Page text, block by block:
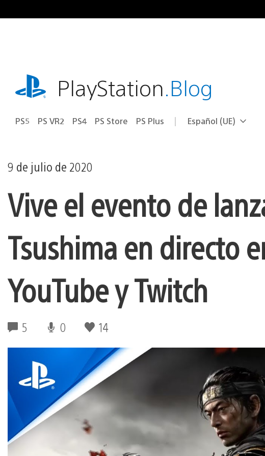
al
playstation.comPlayStation.Blog
PS5 PS VR2 PS4 PS Store PS Plus Selecciona
Región
Español (UE)
9 de julio de 2020
Vive el evento de
Tsushima en directo
YouTube y Twitch
5 0 14